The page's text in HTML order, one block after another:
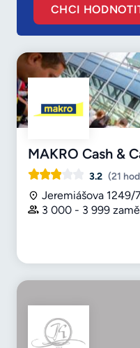
CHCI
MAKRO Cash &
3.2 (21
Jeremiášova 1249/
3 000 - 3 999